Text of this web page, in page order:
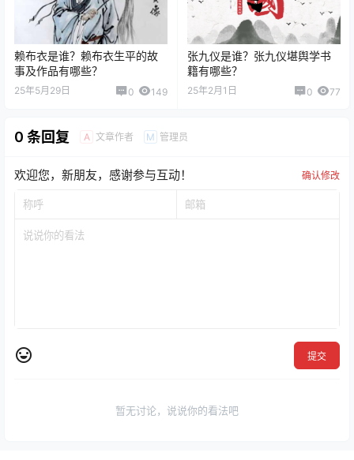
赖布衣是谁？赖布衣生平的故
事及作品有哪些？
25年5月29日 0 149
张九仪是谁？张九仪堪舆学书
籍有哪些？
25年2月1日 0 77
0 条回复 A 文章作者 M 管理员
欢迎您，新朋友，感谢参与互动！ 确认修改
提交
暂无讨论，说说你的看法吧